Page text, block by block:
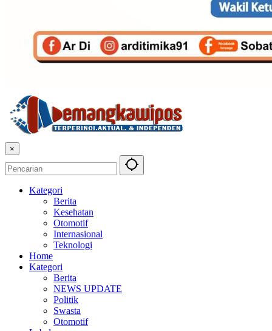
×
Kategori
Berita
Kesehatan
Otomotif
Internasional
Teknologi
Home
Kategori
Berita
NEWS UPDATE
Politik
Swasta
Otomotif